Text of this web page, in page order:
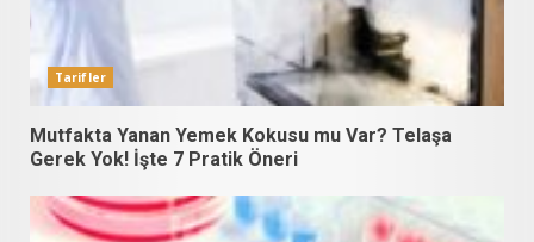
Tarifler
Mutfakta Yanan Yemek Kokusu mu Var? Telaşa
Gerek Yok! İşte 7 Pratik Öneri